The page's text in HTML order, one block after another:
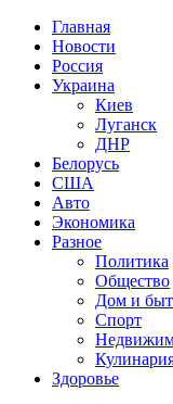
Главная
Новости
Россия
Украина
Киев
Луганск
ДНР
Белорусь
США
Авто
Экономика
Разное
Политика
Общество
Дом и быт
Спорт
Здоровье